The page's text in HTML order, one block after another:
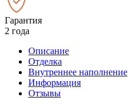
Гарантия
2 года
Описание
Отделка
Внутреннее наполнение
Информация
Отзывы